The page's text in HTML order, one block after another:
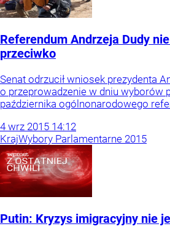
Referendum Andrzeja Dudy
przeciwko
Senat odrzucił wniosek prezydenta
o przeprowadzenie w dniu wyborów
października ogólnonarodowego
4 wrz 2015 14:12
KrajWybory Parlamentarne 2015
Putin: Kryzys imigracyjny nie